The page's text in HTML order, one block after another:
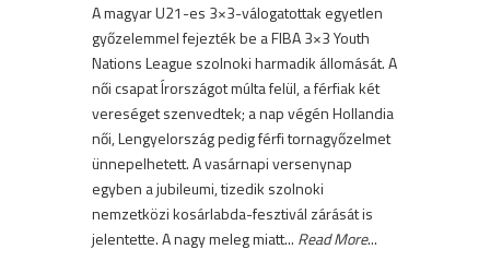
A magyar U21-es 3×3-válogatottak egyetlen
győzelemmel fejezték be a FIBA 3×3 Youth
Nations League szolnoki harmadik állomását. A
női csapat Írországot múlta felül, a férfiak két
vereséget szenvedtek; a nap végén Hollandia
női, Lengyelország pedig férfi tornagyőzelmet
ünnepelhetett. A vasárnapi versenynap
egyben a jubileumi, tizedik szolnoki
nemzetközi kosárlabda-fesztivál zárását is
jelentette. A nagy meleg miatt... Read More...